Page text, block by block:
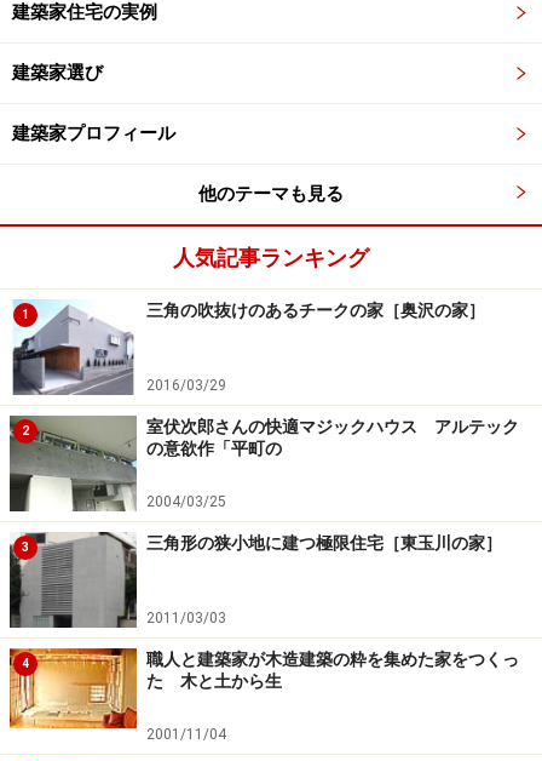
建築家住宅の実例
建築家選び
建築家プロフィール
他のテーマも見る
人気記事ランキング
1 三角の吹抜けのあるチークの家［奥沢の家］
2016/03/29
2
室伏次郎さんの快適マジックハウス アルテック
の意欲作「平町の
2004/03/25
3 三角形の狭小地に建つ極限住宅［東玉川の家］
2011/03/03
4
職人と建築家が木造建築の粋を集めた家をつくっ
た 木と土から生
2001/11/04